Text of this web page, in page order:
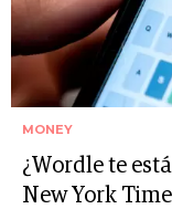
MONEY
¿Wordle te
New York